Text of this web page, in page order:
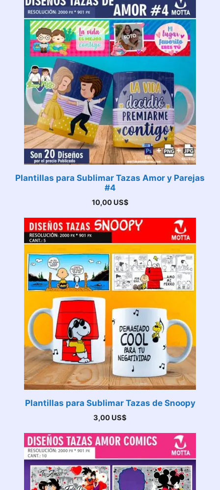
Plantillas para Sublimar Tazas Amor y Parejas
#4
10,00 US$
Plantillas para Sublimar Tazas de Snoopy
3,00 US$